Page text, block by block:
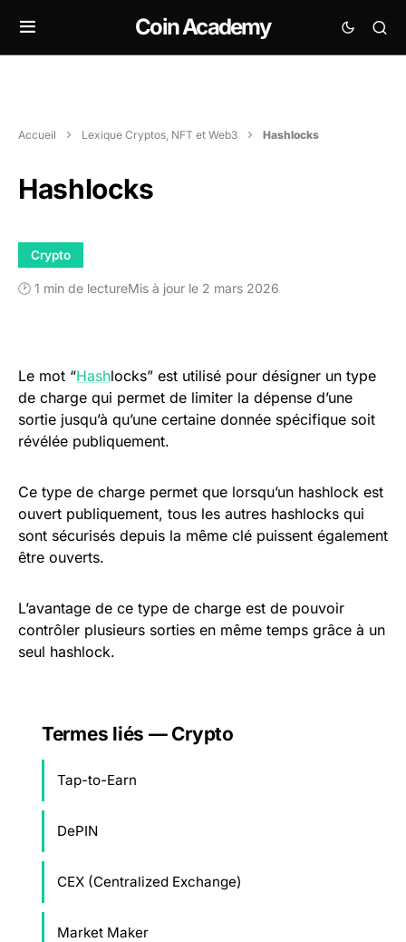
Coin Academy
Accueil Lexique Cryptos, NFT et Web3 Hashlocks
Hashlocks
Crypto
🕑 1 min de lectureMis à jour le 2 mars 2026
Le mot “Hashlocks” est utilisé pour désigner un type
de charge qui permet de limiter la dépense d’une
sortie jusqu’à qu’une certaine donnée spécifique soit
révélée publiquement.
Ce type de charge permet que lorsqu’un hashlock est
ouvert publiquement, tous les autres hashlocks qui
sont sécurisés depuis la même clé puissent également
être ouverts.
L’avantage de ce type de charge est de pouvoir
contrôler plusieurs sorties en même temps grâce à un
seul hashlock.
Termes liés — Crypto
Tap-to-Earn
DePIN
CEX (Centralized Exchange)
Market Maker